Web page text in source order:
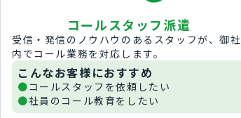
コールスタッフ派遣
受信・発信のノウハウのあるスタッフが、御社
内でコール業務を対応します。
こんなお客様におすすめ
コールスタッフを依頼したい
社員のコール教育をしたい